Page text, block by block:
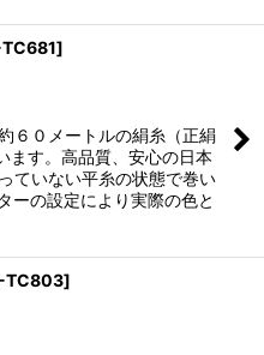
]
６０メートルの絹糸（正絹
ます。高品質、安心の日本
ていない平糸の状態で巻い
ーの設定により実際の色と
TC803]